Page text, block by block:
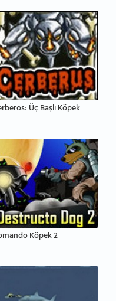
Üç Başlı Köpek
Köpek 2